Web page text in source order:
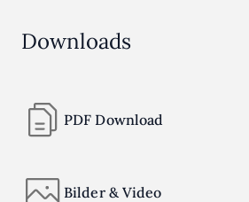
Downloads
PDF Download
Bilder & Video